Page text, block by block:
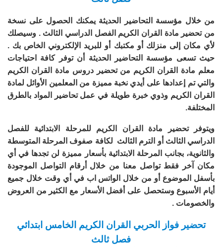
من خلال مؤسسة التحاضير الحديثة يمكنك الحصول على نسخة
من تحضير مادة القران الكريم الفصل الدراسي الثالث . وسيصلك
لأي مكان إلى منزلك أو مكتبك أو للبريد الإلكتروني الخاص بك .
حيث تسعى مؤسسة التحاضير الحديثة أن توفر كافة احتياجات
معلم مادة القران الكريم من تحضير دروس مادة القران الكريم
والتي تم إعدادها على أيدي نخبة مميزة من المعلمين الأوائل لمادة
القران الكريم وذوي خبرة طويلة في عمل تحاضير المواد بالطرق
المختلفة.
ويتوفر تحضير مادة القران الكريم للمرحلة الابتدائية للفصل
الدراسي الثالث أو الترم الثالث لكافة صفوف المرحلة المتوسطة
والثانوية، بجانب المرحلة الابتدائية بأسعار مميزة لن تجدها في أي
مكان آخر فقط تواصل معنا من خلال أرقام التواصل الموجودة
بأسفل الموضوع أو من خلال الواتس اب في أي وقت خلال جميع
أيام الأسبوع وستحصل على أفضل الأسعار مع الكثير من العروض
والخصومات .
تحضير فواز الحربي القران الكريم الخامس ابتدائي
فصل ثالث